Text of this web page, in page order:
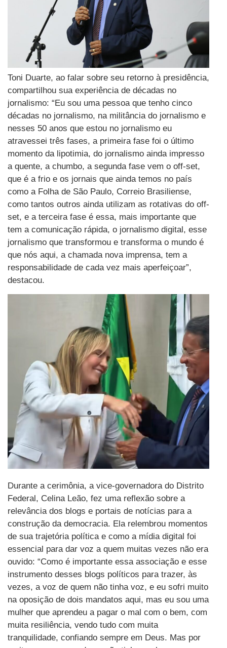
Toni Duarte, ao falar sobre seu retorno à presidência,
compartilhou sua experiência de décadas no
jornalismo: “Eu sou uma pessoa que tenho cinco
décadas no jornalismo, na militância do jornalismo e
nesses 50 anos que estou no jornalismo eu
atravessei três fases, a primeira fase foi o último
momento da lipotimia, do jornalismo ainda impresso
a quente, a chumbo, a segunda fase vem o off-set,
que é a frio e os jornais que ainda temos no país
como a Folha de São Paulo, Correio Brasiliense,
como tantos outros ainda utilizam as rotativas do off-
set, e a terceira fase é essa, mais importante que
tem a comunicação rápida, o jornalismo digital, esse
jornalismo que transformou e transforma o mundo é
que nós aqui, a chamada nova imprensa, tem a
responsabilidade de cada vez mais aperfeiçoar”,
destacou.
Durante a cerimônia, a vice-governadora do Distrito
Federal, Celina Leão, fez uma reflexão sobre a
relevância dos blogs e portais de notícias para a
construção da democracia. Ela relembrou momentos
de sua trajetória política e como a mídia digital foi
essencial para dar voz a quem muitas vezes não era
ouvido: “Como é importante essa associação e esse
instrumento desses blogs políticos para trazer, às
vezes, a voz de quem não tinha voz, e eu sofri muito
na oposição de dois mandatos aqui, mas eu sou uma
mulher que aprendeu a pagar o mal com o bem, com
muita resiliência, vendo tudo com muita
tranquilidade, confiando sempre em Deus. Mas por